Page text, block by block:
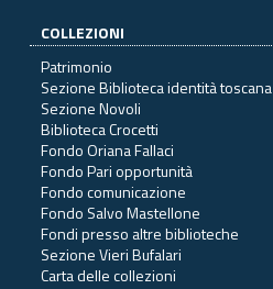
COLLEZIONI
Patrimonio
Sezione Biblioteca identità toscana
Sezione Novoli
Biblioteca Crocetti
Fondo Oriana Fallaci
Fondo Pari opportunità
Fondo comunicazione
Fondo Salvo Mastellone
Fondi presso altre biblioteche
Sezione Vieri Bufalari
Carta delle collezioni